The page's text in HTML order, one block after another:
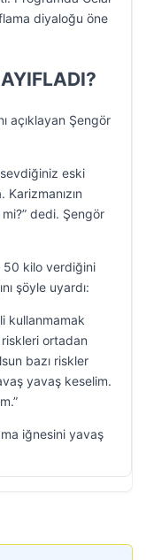
diyaloğu öne
açıklayan Şengör
sevdiğiniz eski
dedi. Şengör
50 kilo verdiğini
şöyle uyardı:
kullanmamak
ortadan
bazı riskler
yavaş keselim.
iğnesini yavaş